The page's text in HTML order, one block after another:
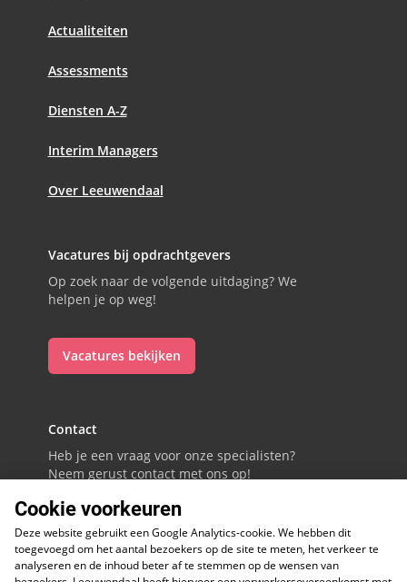
Actualiteiten
Assessments
Diensten A-Z
Interim Managers
Over Leeuwendaal
Contact
Heb je een vraag voor onze specialisten?
Neem gerust contact met ons op!
088 - 0086800
Volg ons op LinkedIn
Vacatures bij opdrachtgevers
Op zoek naar de volgende uitdaging? We
helpen je op weg!
Vacatures bekijken
Cookie voorkeuren
Deze website gebruikt een Google Analytics-cookie. We hebben dit
toegevoegd om het aantal bezoekers op de site te meten, het verkeer te
analyseren en de inhoud beter af te stemmen op de wensen van